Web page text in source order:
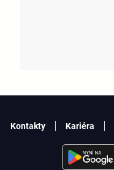
Kontakty Kariéra